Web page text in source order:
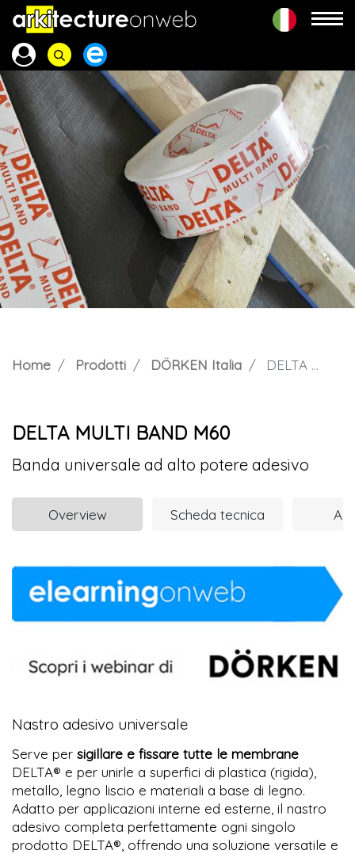
Home Prodotti DÖRKEN Italia DELTA MULTI BAND M60
DELTA MULTI BAND M60
Banda universale ad alto potere adesivo
Overview Scheda tecnica
Nastro adesivo universale
Serve per sigillare e fissare tutte le membrane
DELTA® e per unirle a superfici di plastica (rigida),
metallo, legno liscio e materiali a base di legno.
Adatto per applicazioni interne ed esterne, il nastro
adesivo completa perfettamente ogni singolo
prodotto DELTA®, offrendo una soluzione versatile e